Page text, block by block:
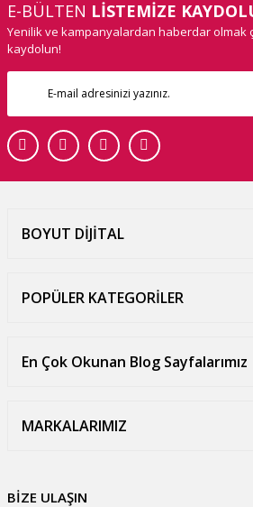
E-BÜLTEN LİSTEMİZE
Yenilik ve kampanyalardan haberdar olmak
kaydolun!
BOYUT DİJİTAL
POPÜLER KATEGORİLER
En Çok Okunan Blog Sayfalarımız
MARKALARIMIZ
BİZE ULAŞIN